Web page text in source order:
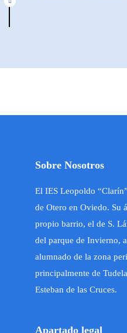
Sobre Nosotros
El IES Leopoldo
de Otero en Oviedo. Su
propio barrio, el de S.
del parque de Invierno,
alumnado de la zona
principalmente de
Esteban de las Cruces.
Apartado legal